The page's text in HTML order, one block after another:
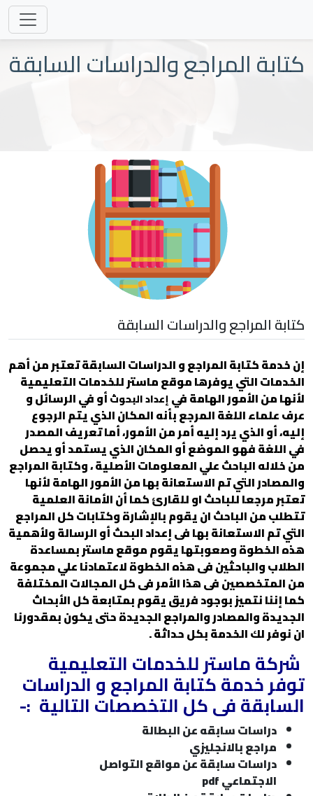
كتابة المراجع والدراسات السابقة
كتابة المراجع والدراسات السابقة
إن خدمة كتابة المراجع و الدراسات السابقة تعتبر من أهم
الخدمات التي يوفرها موقع ماستر للخدمات التعليمية
لأنها من الأمور الهامة فيإعداد البحوثأو في الرسائل و
عرف علماء اللغة المرجع بأنه المكان الذي يتم الرجوع
إليه، أو الذي يرد إليه أمر من الأمور، أما تعريف المصدر
في اللغة فهو الموضع أو المكان الذي يستمد أو يحصل
من خلاله الباحث علي المعلومات الأصلية ، وكتابة المراجع
والمصادر التي تم الاستعانة بها من الأمور الهامة لأنها
تعتبر مرجعا للباحث او للقارئ كما أن الأمانة العلمية
تتطلب من الباحث ان يقوم بالإشارة وكتابات كل المراجع
التي تم الاستعانة بها فى إعداد البحث أو الرسالة ولأهمية
هذه الخطوة وصعوبتها يقوم موقع ماستر بمساعدة
الطلاب والباحثين فى هذهالخطوة لاعتمادنا علي مجموعة
من المتخصصين فى هذا الأمر فى كل المجالات المختلفة
كما إننا نتميز بوجود فريق يقوم بمتابعة كل الأبحاث
الجديدة والمصادر والمراجع الجديدة حتى يكون بمقدورنا
ان نوفر لك الخدمة بكل حداثة .
شركة ماستر للخدمات التعليمية
توفر خدمة كتابة المراجع و الدراسات
السابقة فى كل التخصصات التالية :-
دراسات سابقه عن البطالة
مراجع بالانجليزي
دراسات سابقة عن مواقع التواصل
الاجتماعيpdf